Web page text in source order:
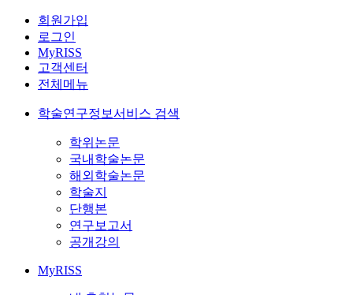
회원가입
로그인
MyRISS
고객센터
전체메뉴
학술연구정보서비스 검색
학위논문
국내학술논문
해외학술논문
학술지
단행본
연구보고서
공개강의
MyRISS